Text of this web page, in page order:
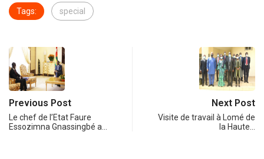
Tags: special
Previous Post
Le chef de l’Etat Faure
Essozimna Gnassingbé a…
Next Post
Visite de travail à Lomé de
la Haute…